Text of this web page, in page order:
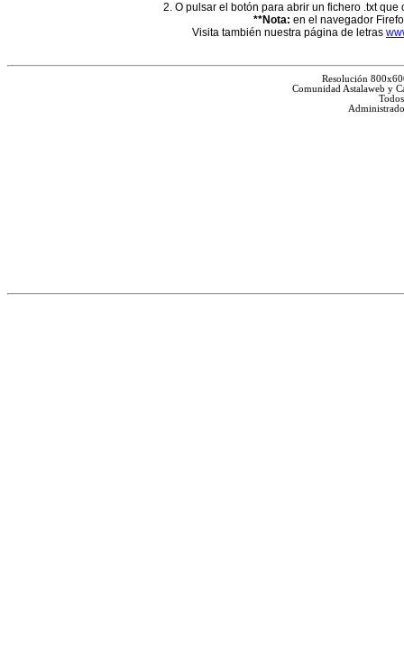
2. O pulsar el botón para abrir un fichero .txt
**Nota: en el navegador
Visita también nuestra página de letras
Resolución
Comunidad Astalaweb y